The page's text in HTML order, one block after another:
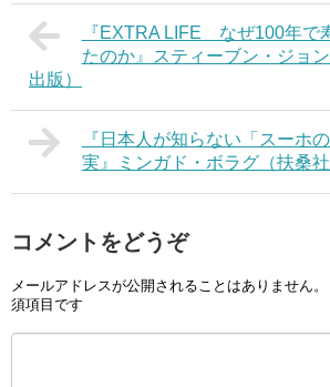
『EXTRA LIFE なぜ100年で
たのか』スティーブン・ジョ
出版）
『日本人が知らない「スーホ
実』ミンガド・ボラグ（扶桑社
コメントをどうぞ
メールアドレスが公開されることはありません。
須項目です